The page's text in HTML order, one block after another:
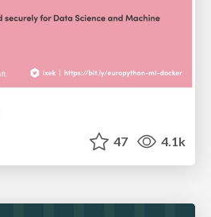
47 4.1k